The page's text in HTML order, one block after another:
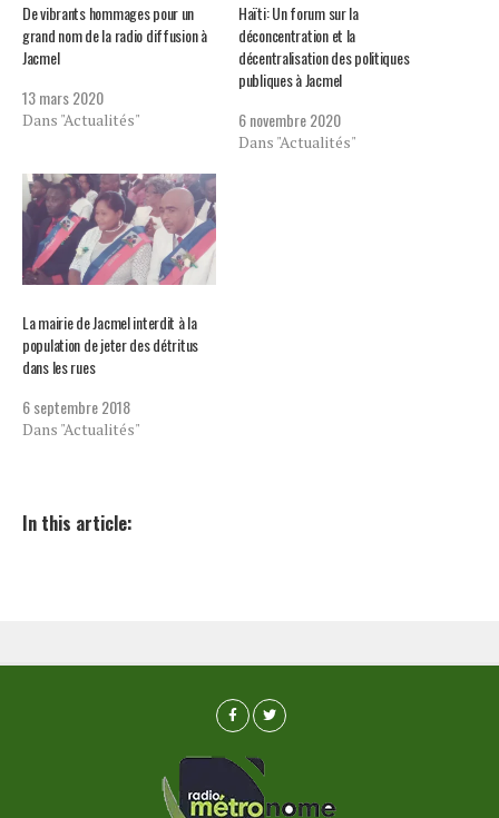
De vibrants hommages pour un
grand nom de la radio diffusion à
Jacmel
13 mars 2020
Dans "Actualités"
Haïti: Un forum sur la
déconcentration et la
décentralisation des politiques
publiques à Jacmel
6 novembre 2020
Dans "Actualités"
La mairie de Jacmel interdit à la
population de jeter des détritus
dans les rues
6 septembre 2018
Dans "Actualités"
In this article: